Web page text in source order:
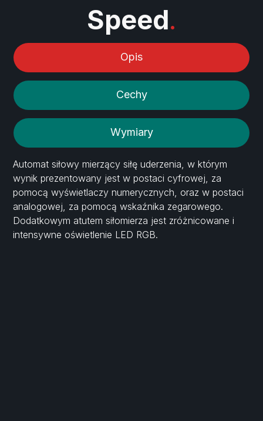
Speed.
Opis
Cechy
Wymiary
Automat siłowy mierzący siłę uderzenia, w którym
wynik prezentowany jest w postaci cyfrowej, za
pomocą wyświetlaczy numerycznych, oraz w postaci
analogowej, za pomocą wskaźnika zegarowego.
Dodatkowym atutem siłomierza jest zróżnicowane i
intensywne oświetlenie LED RGB.